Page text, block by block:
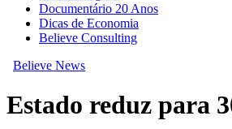
Documentário 20 Anos
Dicas de Economia
Believe Consulting
Believe News
Estado reduz para